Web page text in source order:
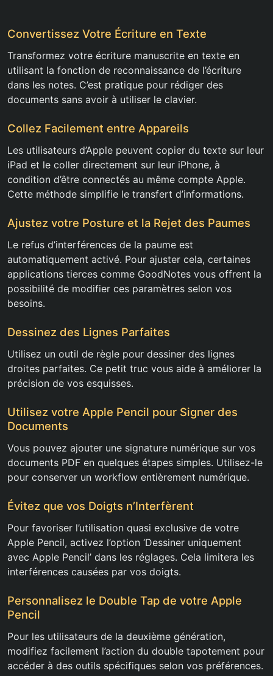
Convertissez Votre Écriture en Texte
Transformez votre écriture manuscrite en texte en
utilisant la fonction de reconnaissance de l’écriture
dans les notes. C’est pratique pour rédiger des
documents sans avoir à utiliser le clavier.
Collez Facilement entre Appareils
Les utilisateurs d’Apple peuvent copier du texte sur leur
iPad et le coller directement sur leur iPhone, à
condition d’être connectés au même compte Apple.
Cette méthode simplifie le transfert d’informations.
Ajustez votre Posture et la Rejet des Paumes
Le refus d’interférences de la paume est
automatiquement activé. Pour ajuster cela, certaines
applications tierces comme GoodNotes vous offrent la
possibilité de modifier ces paramètres selon vos
besoins.
Dessinez des Lignes Parfaites
Utilisez un outil de règle pour dessiner des lignes
droites parfaites. Ce petit truc vous aide à améliorer la
précision de vos esquisses.
Utilisez votre Apple Pencil pour Signer des
Documents
Vous pouvez ajouter une signature numérique sur vos
documents PDF en quelques étapes simples. Utilisez-le
pour conserver un workflow entièrement numérique.
Évitez que vos Doigts n’Interfèrent
Pour favoriser l’utilisation quasi exclusive de votre
Apple Pencil, activez l’option ‘Dessiner uniquement
avec Apple Pencil’ dans les réglages. Cela limitera les
interférences causées par vos doigts.
Personnalisez le Double Tap de votre Apple
Pencil
Pour les utilisateurs de la deuxième génération,
modifiez facilement l’action du double tapotement pour
accéder à des outils spécifiques selon vos préférences.